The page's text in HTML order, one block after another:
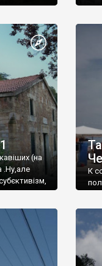
(на
.Ну,але
К